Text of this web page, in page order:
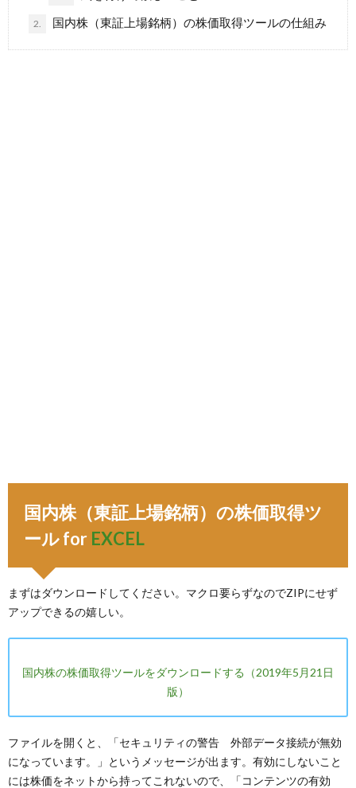
2. 国内株（東証上場銘柄）の株価取得ツールの仕組み
国内株（東証上場銘柄）の株価取得ツ
ール for EXCEL
まずはダウンロードしてください。マクロ要らずなのでZIPにせず
アップできるの嬉しい。
国内株の株価取得ツールをダウンロードする（2019年5月21日
版）
ファイルを開くと、「セキュリティの警告 外部データ接続が無効
になっています。」というメッセージが出ます。有効にしないこと
には株価をネットから持ってこれないので、「コンテンツの有効